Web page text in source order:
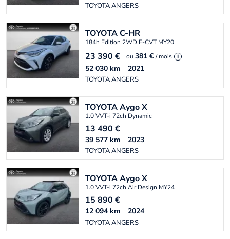
TOYOTA ANGERS
TOYOTAC-HR
184h Edition 2WD E-CVT MY20
23 390 € ou 381 € / mois i
TOYOTA ANGERS
52 030 km 2021
TOYOTAAygo X
1.0 VVT-i 72ch Dynamic
13 490 €
TOYOTA ANGERS
39 577 km 2023
TOYOTAAygo X
1.0 VVT-i 72ch Air Design MY24
15 890 €
TOYOTA ANGERS
12 094 km 2024